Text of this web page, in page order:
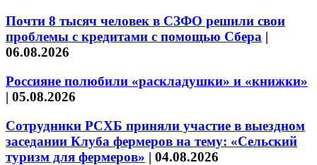
Почти 8 тысяч человек в СЗФО решили свои
проблемы с кредитами с помощью Сбера |
06.08.2026
Россияне полюбили «раскладушки» и «книжки»
| 05.08.2026
Сотрудники РСХБ приняли участие в выездном
заседании Клуба фермеров на тему: «Сельский
туризм для фермеров» | 04.08.2026